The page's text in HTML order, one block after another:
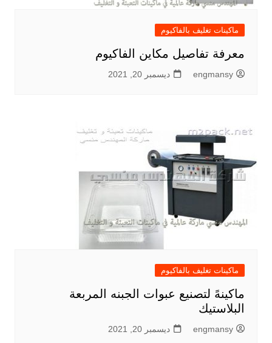
ماكينات تغليف بالفاكيوم
معرفة تفاصيل مكاين الفاكيوم
engmansy ديسمبر 20, 2021
ماكينات تغليف بالفاكيوم
ماكينهً لتصنيع عبوات الجبنه المربعة
البلاستيك
engmansy ديسمبر 20, 2021